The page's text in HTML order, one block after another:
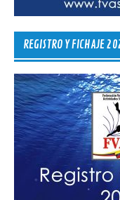
REGISTRO Y FICHAJE